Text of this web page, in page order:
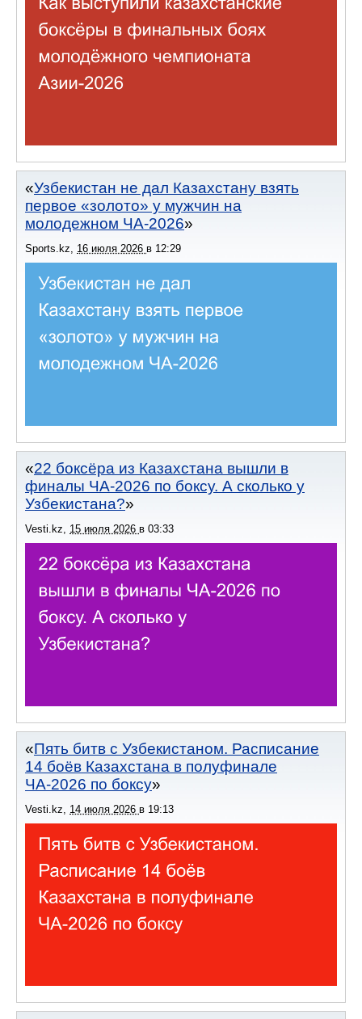
Узбекистан не дал Казахстану взять
первое «золото» у мужчин на
молодежном ЧА-2026
Sports.kz 16 июля 2026 в 12:29
22 боксёра из Казахстана вышли в
финалы ЧА-2026 по боксу. А сколько у
Узбекистана?
Vesti.kz 15 июля 2026 в 03:33
Пять битв с Узбекистаном. Расписание
14 боёв Казахстана в полуфинале
ЧА-2026 по боксу
Vesti.kz 14 июля 2026 в 19:13